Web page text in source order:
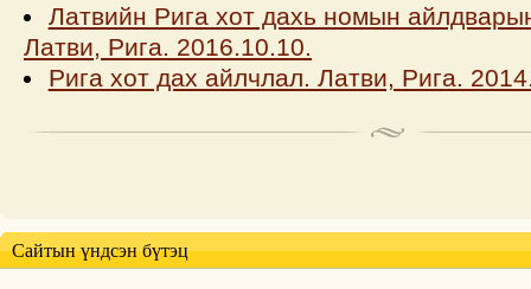
Латвийн Рига хот дахь номын
Латви, Рига. 2016.10.10.
Рига хот дах айлчлал. Латви, Рига.
Сайтын үндсэн бүтэц